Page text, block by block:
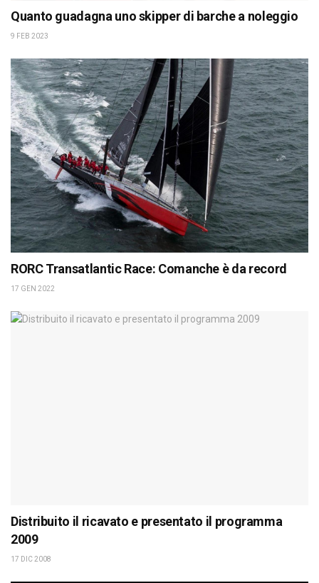
Quanto guadagna uno skipper di barche a noleggio
9 FEB 2023
RORC Transatlantic Race: Comanche è da record
17 GEN 2022
Distribuito il ricavato e presentato il programma
2009
17 DIC 2008